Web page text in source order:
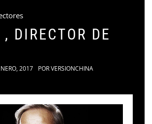
DIRECTOR DE
2017 PORVERSIONCHINA